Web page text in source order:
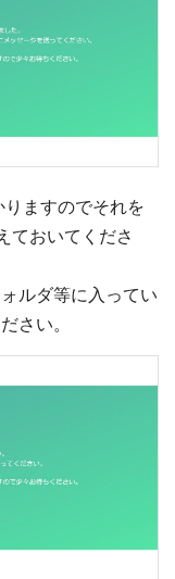
ますのでそれを
ておいてくださ
ルダ等に入ってい
さい。